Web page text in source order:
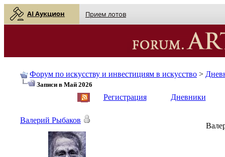
AI Аукцион Прием лотов
Форум по искусству и инвестициям в искусство >
Записи в Май 2026
Регистрация Дневники
Валерий Рыбаков